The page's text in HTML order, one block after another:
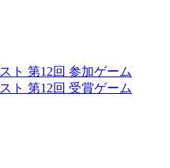
ト 第12回 参加ゲーム
ト 第12回 受賞ゲーム